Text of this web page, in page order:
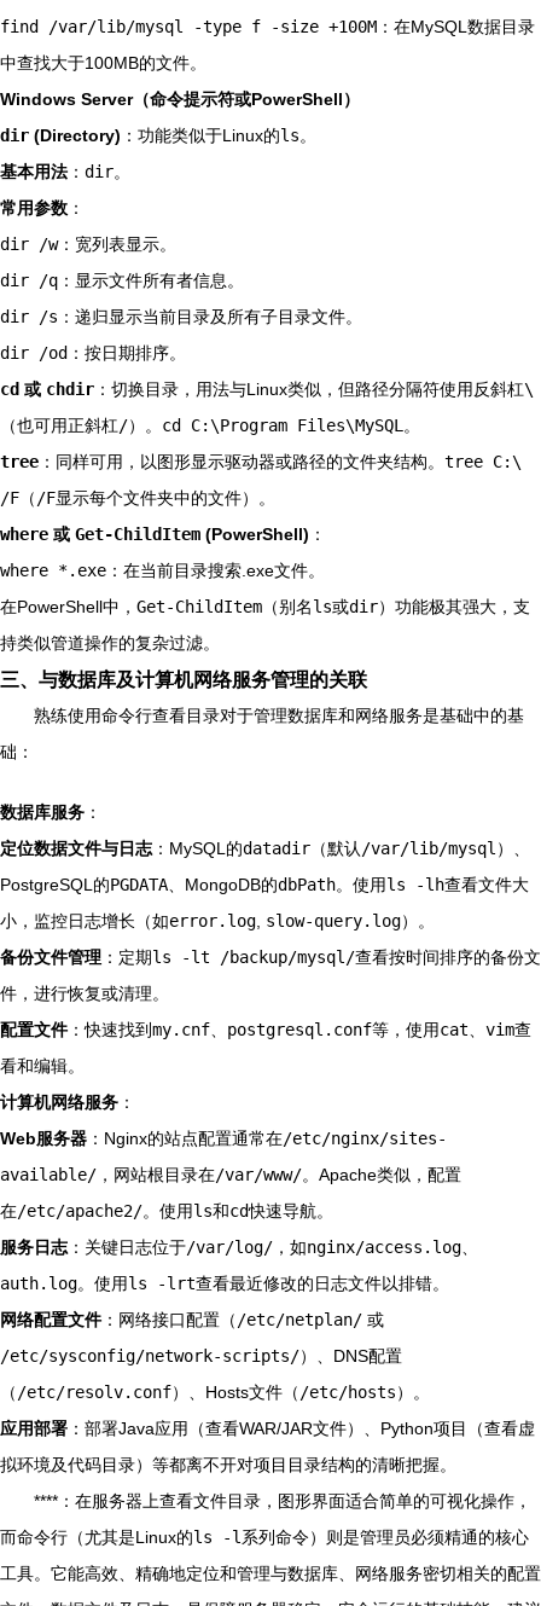
find /var/lib/mysql -type f -size +100M ：在MySQL数据目录
中查找大于100MB的文件。
Windows Server（命令提示符或PowerShell）
dir (Directory) ：功能类似于Linux的ls。
基本用法 ： dir。
常用参数 ：
dir /w：宽列表显示。
dir /q ：显示文件所有者信息。
dir /s ：递归显示当前目录及所有子目录文件。
dir /od ：按日期排序。
cd 或 chdir ：切换目录，用法与Linux类似，但路径分隔符使用反斜杠\
（也可用正斜杠/）。 cd C:\Program Files\MySQL 。
tree ：同样可用，以图形显示驱动器或路径的文件夹结构。 tree C:\
/F （ /F显示每个文件夹中的文件）。
where 或 Get-ChildItem (PowerShell) ：
where *.exe ：在当前目录搜索.exe文件。
在PowerShell中， Get-ChildItem （别名ls或dir）功能极其强大，支
持类似管道操作的复杂过滤。
三、与数据库及计算机网络服务管理的关联
熟练使用命令行查看目录对于管理数据库和网络服务是基础中的基
础：
数据库服务 ：
定位数据文件与日志 ：MySQL的datadir （默认 /var/lib/mysql ）、
PostgreSQL的PGDATA 、MongoDB的dbPath。使用ls -lh查看文件大
小，监控日志增长（如error.log slow-query.log）。
备份文件管理 ：定期ls -lt /backup/mysql/查看按时间排序的备份文
件，进行恢复或清理。
配置文件：快速找到my.cnf postgresql.conf等，使用cat vim查
看和编辑。
计算机网络服务 ：
Web服务器 ：Nginx的站点配置通常在/etc/nginx/sites-
available/ ，网站根目录在/var/www/。Apache类似，配置
在/etc/apache2/。使用ls和cd快速导航。
服务日志 ：关键日志位于/var/log/ ，如nginx/access.log
auth.log。使用ls -lrt查看最近修改的日志文件以排错。
网络配置文件：网络接口配置（ /etc/netplan/ 或
/etc/sysconfig/network-scripts/）、DNS配置
（ /etc/resolv.conf）、Hosts文件（ /etc/hosts）。
应用部署 ：部署Java应用（查看WAR/JAR文件）、Python项目（查看虚
拟环境及代码目录）等都离不开对项目目录结构的清晰把握。
****：在服务器上查看文件目录，图形界面适合简单的可视化操作，
而命令行（尤其是Linux的ls -l 系列命令）则是管理员必须精通的核心
工具。它能高效、精确地定位和管理与数据库、网络服务密切相关的配置